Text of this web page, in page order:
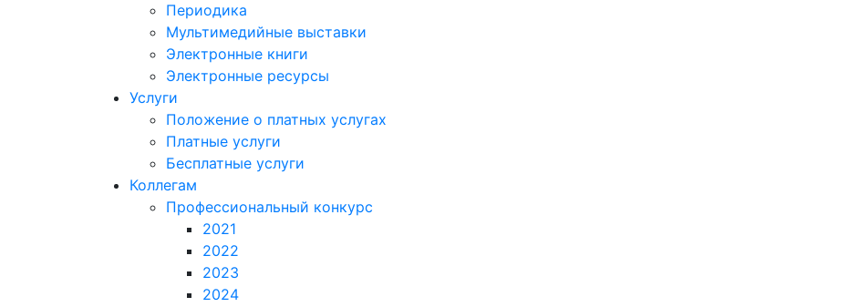
Периодика
Мультимедийные выставки
Электронные книги
Электронные ресурсы
Услуги
Положение о платных услугах
Платные услуги
Бесплатные услуги
Коллегам
Профессиональный конкурс
2021
2022
2023
2024